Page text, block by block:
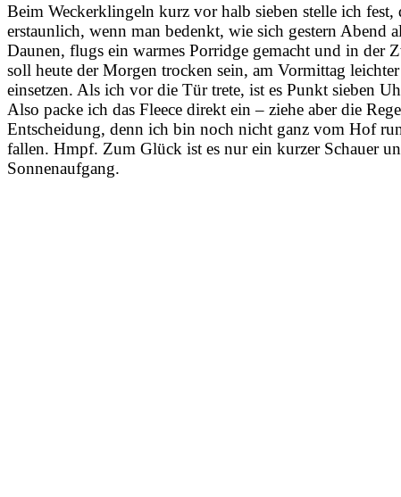
Beim Weckerklingeln kurz vor halb sieben stelle ich
erstaunlich, wenn man bedenkt, wie sich gestern Abend
Daunen, flugs ein warmes Porridge gemacht und in der
soll heute der Morgen trocken sein, am Vormittag
einsetzen. Als ich vor die Tür trete, ist es Punkt sieben
Also packe ich das Fleece direkt ein – ziehe aber die
Entscheidung, denn ich bin noch nicht ganz vom Hof
fallen. Hmpf. Zum Glück ist es nur ein kurzer Schauer
Sonnenaufgang.